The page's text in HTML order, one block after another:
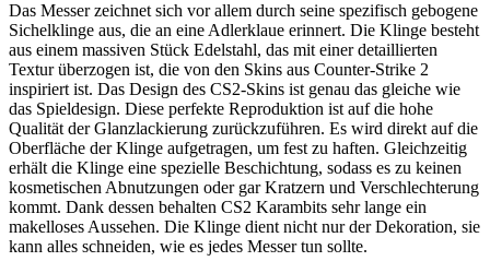
Das Messer zeichnet sich vor allem durch seine spezifisch gebogene
Sichelklinge aus, die an eine Adlerklaue erinnert. Die Klinge besteht
aus einem massiven Stück Edelstahl, das mit einer detaillierten
Textur überzogen ist, die von den Skins aus Counter-Strike 2
inspiriert ist. Das Design des CS2-Skins ist genau das gleiche wie
das Spieldesign. Diese perfekte Reproduktion ist auf die hohe
Qualität der Glanzlackierung zurückzuführen. Es wird direkt auf die
Oberfläche der Klinge aufgetragen, um fest zu haften. Gleichzeitig
erhält die Klinge eine spezielle Beschichtung, sodass es zu keinen
kosmetischen Abnutzungen oder gar Kratzern und Verschlechterung
kommt. Dank dessen behalten CS2 Karambits sehr lange ein
makelloses Aussehen. Die Klinge dient nicht nur der Dekoration, sie
kann alles schneiden, wie es jedes Messer tun sollte.